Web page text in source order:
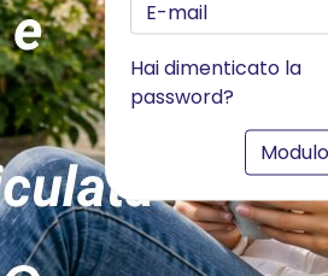
Hai dimenticato la
password?